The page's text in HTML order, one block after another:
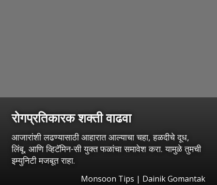
रोगप्रतिकारक शक्ती वाढवा
आजारांशी लढण्यासाठी आहारात आल्याचा चहा, हळदीचे दूध,
लिंबू, आणि व्हिटॅमिन-सी युक्त फळांचा समावेश करा. यामुळे तुमची
इम्युनिटी मजबूत राहा.
Monsoon Tips | Dainik Gomantak